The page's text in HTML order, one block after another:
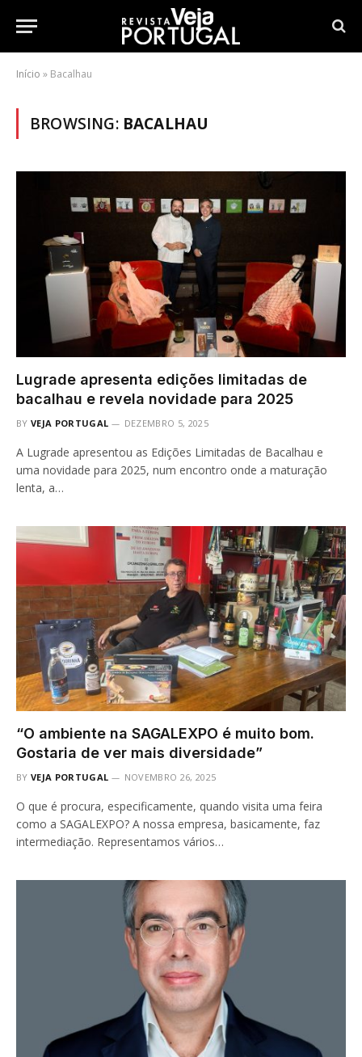
Início » Bacalhau
BROWSING: BACALHAU
Lugrade apresenta edições limitadas de
bacalhau e revela novidade para 2025
BY VEJA PORTUGAL DEZEMBRO 5, 2025
A Lugrade apresentou as Edições Limitadas de Bacalhau e
uma novidade para 2025, num encontro onde a maturação
lenta, a…
“O ambiente na SAGALEXPO é muito bom.
Gostaria de ver mais diversidade”
BY VEJA PORTUGAL NOVEMBRO 26, 2025
O que é procura, especificamente, quando visita uma feira
como a SAGALEXPO? A nossa empresa, basicamente, faz
intermediação. Representamos vários…